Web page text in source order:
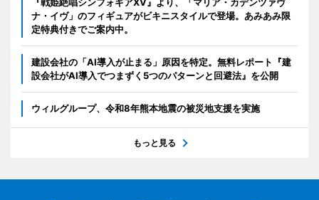
ナ・イヴ」のフィギュアがビキニスタイルで登場。あみあみ限
定特典付きでご案内中。
建設会社の「AI導入が止まる」原因を特定。無料レポート『建
設会社がAI導入でつまずく5つのパターンと回避法』を公開
ウィルグループ、令和8年熊本地震の被災地支援を実施
もっと見る